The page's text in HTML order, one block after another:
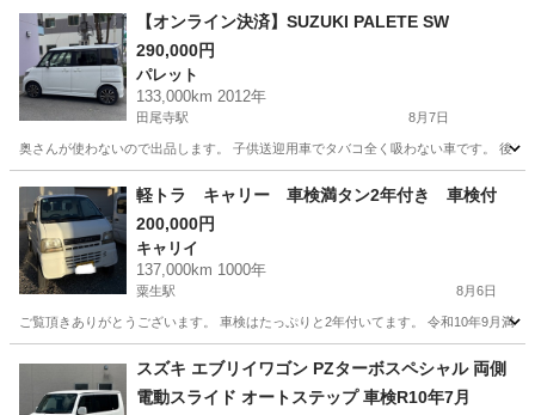
【オンライン決済】SUZUKI PALETE SW
290,000円
パレット
133,000km 2012年
田尾寺駅 8月7日
奥さんが使わないので出品します。 子供送迎用車でタバコ全く吸わない車です。 後
兵庫 西宮市 田尾寺駅 パレット SUZUKI
軽トラ キャリー 車検満タン2年付き 車検付
200,000円
キャリイ
137,000km 1000年
粟生駅 8月6日
ご覧頂きありがとうございます。 車検はたっぷりと2年付いてます。 令和10年9月
粟生駅 キャリイ
スズキ エブリイワゴン PZターボスペシャル 両側
電動スライド オートステップ 車検R10年7月